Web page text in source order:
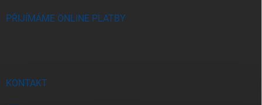
PŘIJÍMÁME ONLINE PLATBY
KONTAKT